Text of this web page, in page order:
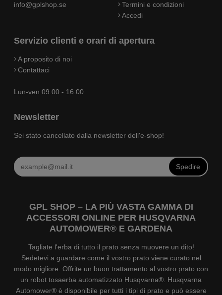
info@gplshop.se
Termini e condizioni
Accedi
Servizio clienti e orari di apertura
A proposito di noi
Contattaci
Lun-ven 09:00 - 16:00
Newsletter
Sei stato cancellato dalla newsletter dell'e-shop!
Spedire
GPL SHOP – LA PIÙ VASTA GAMMA DI
ACCESSORI ONLINE PER HUSQVARNA
AUTOMOWER® E GARDENA
Tagliate l'erba di tutto il prato senza muovere un dito!
Sedetevi a guardare come il vostro prato viene curato nel
modo migliore. Offrite un buon trattamento al vostro prato con
un robot tosaerba automatizzato Husqvarna®. Husqvarna
Automower® è disponibile per tutti i tipi di prato e può essere